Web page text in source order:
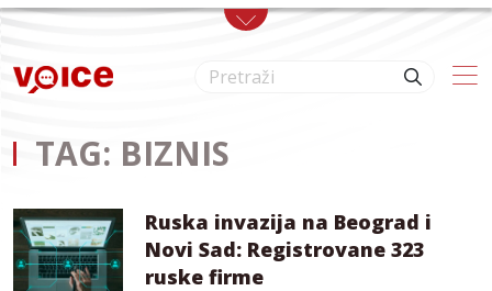
Skip to main content
TAG: BIZNIS
Ruska invazija na Beograd i
Novi Sad: Registrovane 323
ruske firme